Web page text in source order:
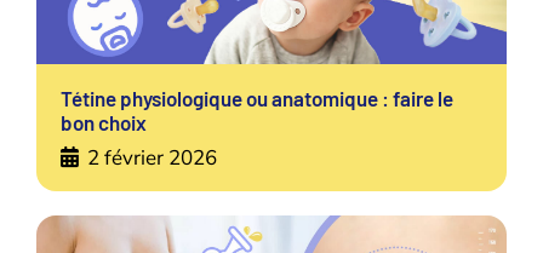
Tétine physiologique ou anatomique : faire le
bon choix
2 février 2026